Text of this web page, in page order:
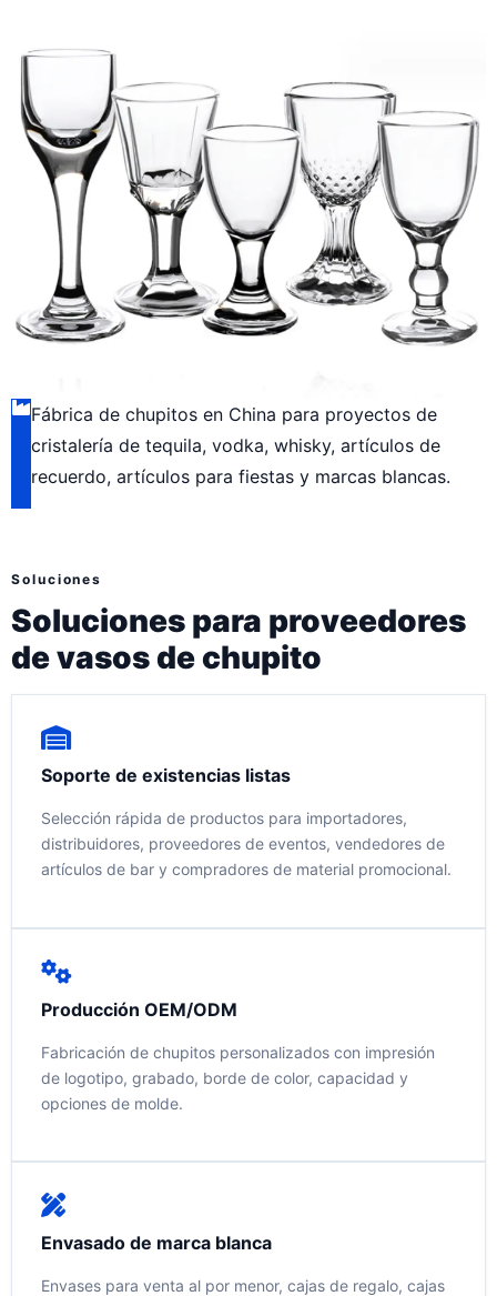
Fábrica de chupitos en China para proyectos de
cristalería de tequila, vodka, whisky, artículos de
recuerdo, artículos para fiestas y marcas blancas.
Soluciones
Soluciones para proveedores
de vasos de chupito
Soporte de existencias listas
Selección rápida de productos para importadores,
distribuidores, proveedores de eventos, vendedores de
artículos de bar y compradores de material promocional.
Producción OEM/ODM
Fabricación de chupitos personalizados con impresión
de logotipo, grabado, borde de color, capacidad y
opciones de molde.
Envasado de marca blanca
Envases para venta al por menor, cajas de regalo, cajas